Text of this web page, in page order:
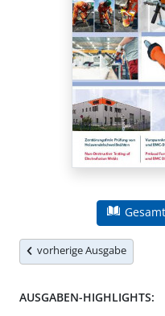
vorherige Ausgabe
AUSGABEN-HIGHLIGHTS: